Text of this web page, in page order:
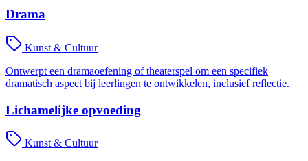
Drama
Kunst & Cultuur
Ontwerpt een dramaoefening of theaterspel om een specifiek
dramatisch aspect bij leerlingen te ontwikkelen, inclusief reflectie.
Lichamelijke opvoeding
Kunst & Cultuur